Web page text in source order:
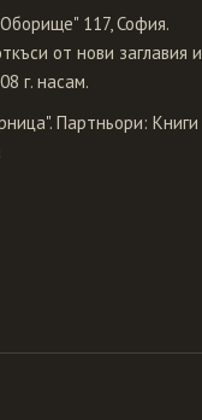
117, София.
от нови заглавия и
г. насам.
Партньори: Книги